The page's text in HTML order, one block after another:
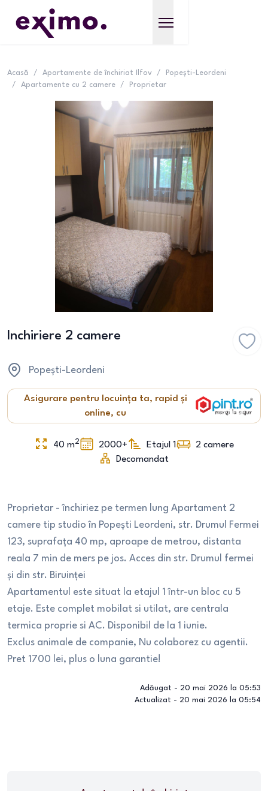
Acasă / Apartamente de închiriat Ilfov /
Popești-Leordeni
/
Apartamente cu 2 camere / Proprietar
Inchiriere 2 camere
Popești-Leordeni
Asigurare pentru locuința ta, rapid și
online, cu
40 m2 2000+ Etajul 1 2 camere
Decomandat
Proprietar - închiriez pe termen lung Apartament 2
camere tip studio în Popești Leordeni, str. Drumul Fermei
123, suprafața 40 mp, aproape de metrou, distanta
reala 7 min de mers pe jos. Acces din str. Drumul fermei
și din str. Biruinței
Apartamentul este situat la etajul 1 într-un bloc cu 5
etaje. Este complet mobilat si utilat, are centrala
termica proprie si AC. Disponibil de la 1 iunie.
Exclus animale de companie, Nu colaborez cu agentii.
Pret 1700 lei, plus o luna garantie!
Adăugat - 20 mai 2026 la 05:53
Actualizat - 20 mai 2026 la 05:54